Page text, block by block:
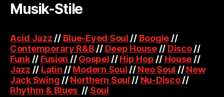
Musik-Stile
Acid Jazz // Blue-Eyed Soul // Boogie //
Contemporary R&B // Deep House// Disco//
Funk// Fusion //Gospel //Hip Hop // House //
Jazz // Latin //Modern Soul //Neo Soul //New
Jack Swing //Northern Soul // Nu-Disco//
Rhythm & Blues // Soul